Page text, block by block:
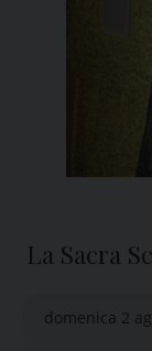
La Sacra
domenica 2